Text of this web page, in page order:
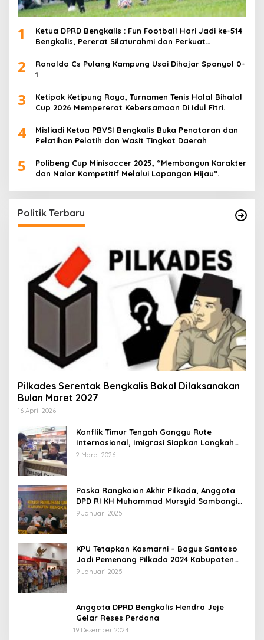
1
Ketua DPRD Bengkalis : Fun Football Hari Jadi ke-514
Bengkalis, Pererat Silaturahmi dan Perkuat
2
Ronaldo Cs Pulang Kampung Usai Dihajar Spanyol 0-
1
3
Ketipak Ketipung Raya, Turnamen Tenis Halal Bihalal
Cup 2026 Mempererat Kebersamaan Di Idul Fitri.
4
Misliadi Ketua PBVSI Bengkalis Buka Penataran dan
Pelatihan Pelatih dan Wasit Tingkat Daerah
5
Polibeng Cup Minisoccer 2025, “Membangun Karakter
dan Nalar Kompetitif Melalui Lapangan Hijau”.
Politik Terbaru
Pilkades Serentak Bengkalis Bakal Dilaksanakan
Bulan Maret 2027
16 April 2026
Konflik Timur Tengah Ganggu Rute
Internasional, Imigrasi Siapkan Langkah
Antisipatif
2 Maret 2026
Paska Rangkaian Akhir Pilkada, Anggota
DPD RI KH Muhammad Mursyid Sambangi
KPU Bengkalis
9 Januari 2025
KPU Tetapkan Kasmarni – Bagus Santoso
Jadi Pemenang Pilkada 2024 Kabupaten
Bengkalis
9 Januari 2025
Anggota DPRD Bengkalis Hendra Jeje
Gelar Reses Perdana
19 Desember 2024